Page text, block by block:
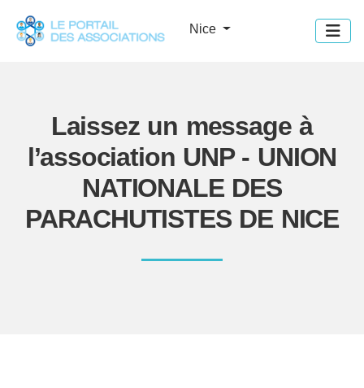
Nice
Laissez un message à
l’association UNP - UNION
NATIONALE DES
PARACHUTISTES DE NICE